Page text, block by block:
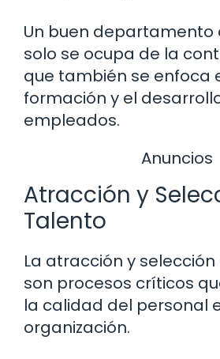
Un buen departamento
solo se ocupa de la
que también se enfoca
formación y el
empleados.
Anuncios
Atracción y
Talento
La atracción y
son procesos críticos
la calidad del personal
organización.